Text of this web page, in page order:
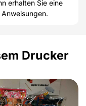
erhalten Sie eine
Drucker